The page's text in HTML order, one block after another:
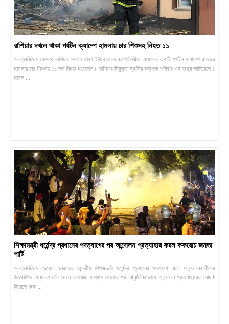
রাশিয়ার দখলে থাকা পর্যটন ক্যাম্পে হামলায় চার শিশুসহ নিহত ১১
আন্তর্জাতিক ডেস্ক: রাশিয়ার দখলে থাকা ইউক্রেনের জাপোরিঝিয়া অঞ্চলের একটি পর্যটন ক্যাম্পে রাতভর
হামলায় চার শিশুসহ ১১ জন নিহত হয়েছেন। রাশিয়ার নিযুক্ত স্থানীয় কর্তৃপক্ষ শনিবার এই তথ্য জানিয়েছে।
হামল ...
শিক্ষামন্ত্রী ধর্মেন্দ্র প্রধানের পদত্যাগের পর আন্দোলন প্রত্যাহার করল ককরোচ জনতা
পার্টি
আন্তর্জাতিক ডেস্ক: ভারতের কেন্দ্রীয় শিক্ষামন্ত্রী ধর্মেন্দ্র প্রধানের পদত্যাগ এবং আন্দোলনকারীদের
উত্থাপিত অন্যান্য দাবি মেনে নেওয়ার আশ্বাস দেওয়ার পর আনুষ্ঠানিকভাবে আন্দোলন প্রত্যাহারের ঘোষণা
দিয়েছে কক ...